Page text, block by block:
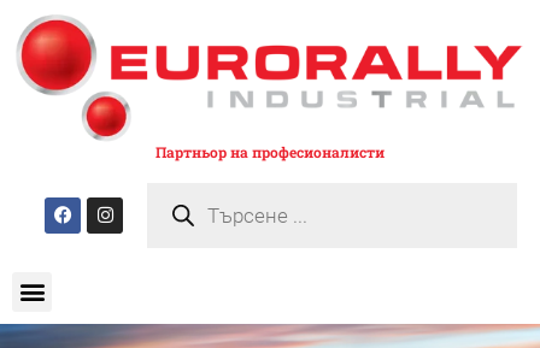
Партньор на професионалисти